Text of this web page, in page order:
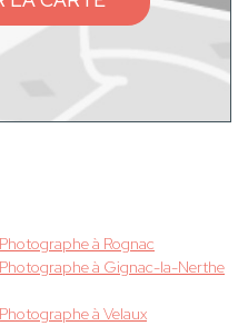
Photographe à Rognac
Photographe à Gignac-la-Nerthe
Photographe à Velaux